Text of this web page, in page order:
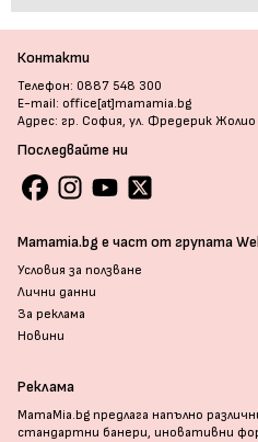
Контакти
Телефон: 0887 548 300
E-mail: office[at]mamamia.bg
Адрес: гр. София, ул. Фредерик
Последвайте ни
Mamamia.bg е част от групата
Условия за ползване
Лични данни
За реклама
Новини
Реклама
MamaMia.bg предлага напълно
стандартни банери, иновативни